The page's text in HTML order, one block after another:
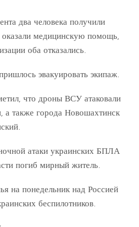
два человека получили
оказали медицинскую помощь,
оба отказались.
эвакуировать экипаж.
что дроны ВСУ атаковали
а также города Новошахтинск
атаки украинских БПЛА
погиб мирный житель.
на понедельник над Россией
беспилотников.